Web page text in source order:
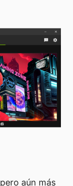
aún más